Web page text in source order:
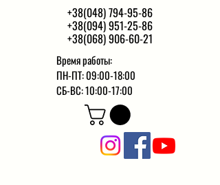
+38(048) 794-95-86
+38(094) 951-25-86
+38(068) 906-60-21
Время работы:
ПН-ПТ: 09:00-18:00
СБ-ВС: 10:00-17:00